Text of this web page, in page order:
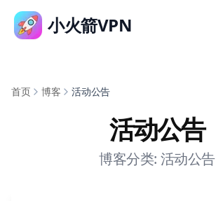
小火箭VPN
首页 博客 活动公告
活动公告
博客分类: 活动公告